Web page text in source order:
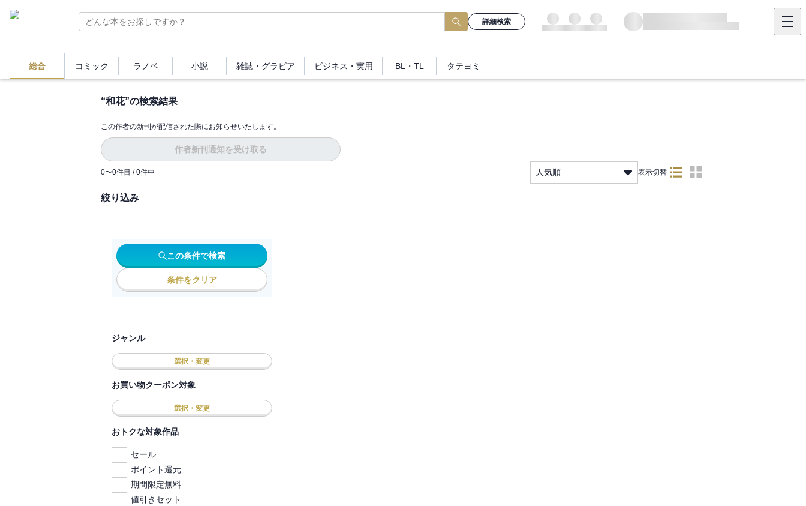
詳細検索
総合 コミック ラノベ 小説 雑誌・ グラビア ビジネス ・実用 BL・TL タテヨミ
“和花”の検索結果
この作者の新刊が配信された際にお知らせいたします。
作者新刊通知を受け取る
0〜0件目 / 0件中 人気順 表示切替
絞り込み
この条件で検索
条件をクリア
ジャンル
選択・変更
お買い物クーポン対象
選択・変更
おトクな対象作品
セール
ポイント還元
期間限定無料
値引きセット